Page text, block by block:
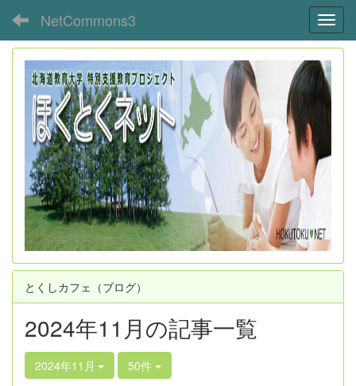
NetCommons3
とくしカフェ（ブログ）
2024年11月の記事一覧
2024年11月 50件